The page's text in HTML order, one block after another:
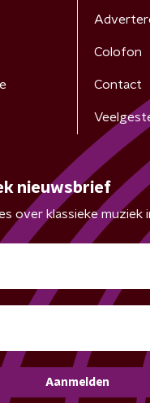
Colofon
Contact
nieuwsbrief
over klassieke muziek
Aanmelden